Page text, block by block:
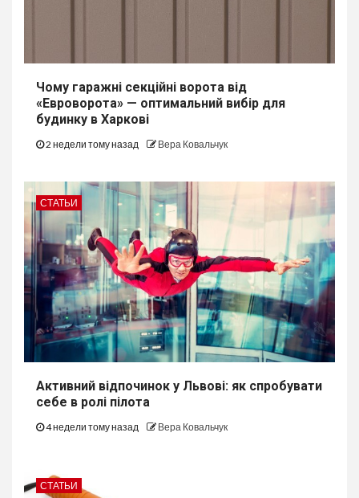
Чому гаражні секційні ворота від
«Евроворота» — оптимальний вибір для
будинку в Харкові
2 недели тому назад Вера Ковальчук
СТАТЬИ
Активний відпочинок у Львові: як спробувати
себе в ролі пілота
4 недели тому назад Вера Ковальчук
СТАТЬИ